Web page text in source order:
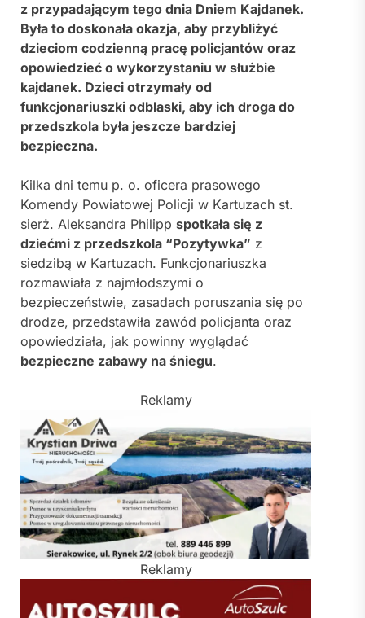
z przypadającym tego dnia Dniem Kajdanek.
Była to doskonała okazja, aby przybliżyć
dzieciom codzienną pracę policjantów oraz
opowiedzieć o wykorzystaniu w służbie
kajdanek. Dzieci otrzymały od
funkcjonariuszki odblaski, aby ich droga do
przedszkola była jeszcze bardziej
bezpieczna.
Kilka dni temu p. o. oficera prasowego
Komendy Powiatowej Policji w Kartuzach st.
sierż. Aleksandra Philipp spotkała się z
dziećmi z przedszkola “Pozytywka” z
siedzibą w Kartuzach. Funkcjonariuszka
rozmawiała z najmłodszymi o
bezpieczeństwie, zasadach poruszania się po
drodze, przedstawiła zawód policjanta oraz
opowiedziała, jak powinny wyglądać
bezpieczne zabawy na śniegu.
Reklamy
Reklamy